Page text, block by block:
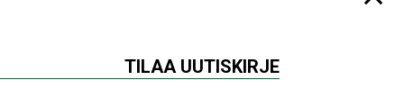
AJANKOHTAISTATILAA UUTISKIRJE